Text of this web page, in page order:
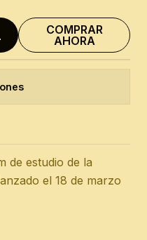
COMPRAR
AHORA
de estudio de la
el 18 de marzo